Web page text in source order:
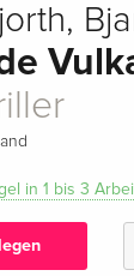
in 1 bis 3